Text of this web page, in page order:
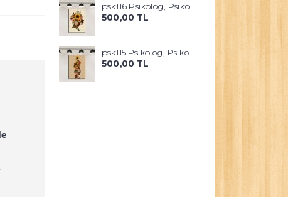
psk116 Psikolog, Psikoterapi ve Psikiyatri Merkezi, Terapi Odası Tablosu Sanatla Terapi
500,00 TL
psk115 Psikolog, Psikoterapi ve Psikiyatri Merkezi, Terapi Odası Tablosu Sanatla Terapi
500,00 TL